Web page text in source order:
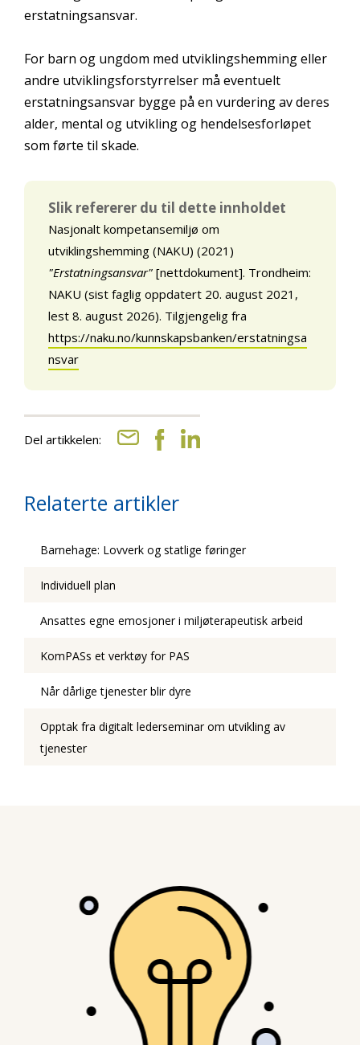
erstatningsansvar.
For barn og ungdom med utviklingshemming eller
andre utviklingsforstyrrelser må eventuelt
erstatningsansvar bygge på en vurdering av deres
alder, mental og utvikling og hendelsesforløpet
som førte til skade.
Slik refererer du til dette innholdet
Nasjonalt kompetansemiljø om
utviklingshemming (NAKU) (2021)
"Erstatningsansvar" [nettdokument]. Trondheim:
NAKU (sist faglig oppdatert 20. august 2021,
lest 8. august 2026). Tilgjengelig fra
https://naku.no/kunnskapsbanken/erstatningsa
nsvar
Del artikkelen:
Relaterte artikler
Barnehage: Lovverk og statlige føringer
Individuell plan
Ansattes egne emosjoner i miljøterapeutisk arbeid
KomPASs et verktøy for PAS
Når dårlige tjenester blir dyre
Opptak fra digitalt lederseminar om utvikling av
tjenester